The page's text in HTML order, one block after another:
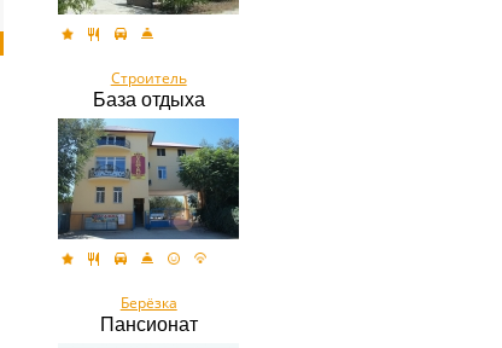
Строитель
База отдыха
Берёзка
Пансионат